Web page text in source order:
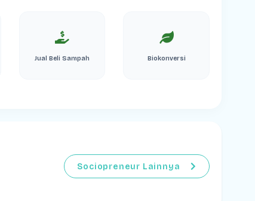
Jual Beli Sampah Biokonversi
Sociopreneur Lainnya